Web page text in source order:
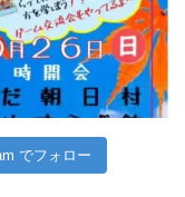
でフォロー